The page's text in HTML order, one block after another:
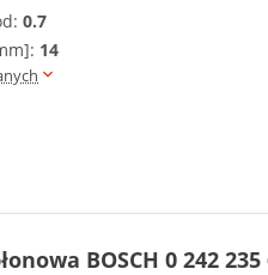
0.7
14
BOSCH 0 242 235